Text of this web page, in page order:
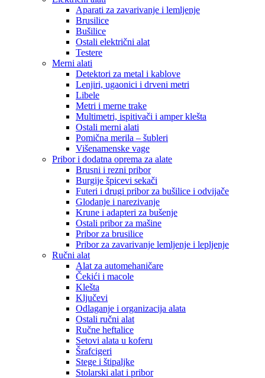
Aparati za zavarivanje i lemljenje
Brusilice
Bušilice
Ostali električni alat
Testere
Merni alati
Detektori za metal i kablove
Lenjiri, ugaonici i drveni metri
Libele
Metri i merne trake
Multimetri, ispitivači i amper klešta
Ostali merni alati
Pomična merila – šubleri
Višenamenske vage
Pribor i dodatna oprema za alate
Brusni i rezni pribor
Burgije špicevi sekači
Futeri i drugi pribor za bušilice i odvijače
Glodanje i narezivanje
Krune i adapteri za bušenje
Ostali pribor za mašine
Pribor za brusilice
Pribor za zavarivanje lemljenje i lepljenje
Ručni alat
Alat za automehaničare
Čekići i macole
Klešta
Ključevi
Odlaganje i organizacija alata
Ostali ručni alat
Ručne heftalice
Setovi alata u koferu
Šrafcigeri
Stege i štipaljke
Stolarski alat i pribor